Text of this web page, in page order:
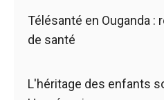
Télésanté en Ouganda :
de santé
L'héritage des enfants